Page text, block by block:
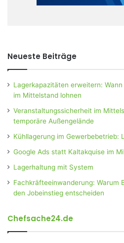
Neueste Beiträge
Lagerkapazitäten erweitern:
im Mittelstand lohnen
Veranstaltungssicherheit im
temporäre Außengelände
Kühllagerung im
Google Ads statt Kaltakquise im
Lagerhaltung mit System
Fachkräfteeinwanderung: Warum
den Jobeinstieg entscheiden
Chefsache24.de